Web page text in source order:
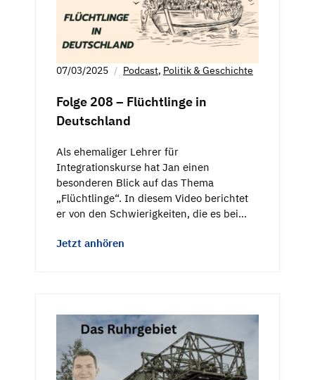
07/03/2025 Podcast, Politik & Geschichte
Folge 208 – Flüchtlinge in
Deutschland
Als ehemaliger Lehrer für
Integrationskurse hat Jan einen
besonderen Blick auf das Thema
„Flüchtlinge“. In diesem Video berichtet
er von den Schwierigkeiten, die es bei…
Jetzt anhören